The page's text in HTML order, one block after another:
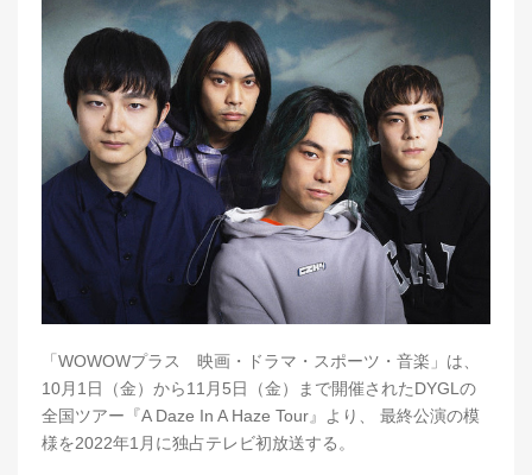
「WOWOWプラス 映画・ドラマ・スポーツ・音楽」は、
10月1日（金）から11月5日（金）まで開催されたDYGLの
全国ツアー『A Daze In A Haze Tour』より、 最終公演の模
様を2022年1月に独占テレビ初放送する。